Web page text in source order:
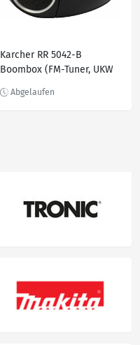
Karcher RR 5042-B
Boombox (FM-Tuner, UKW